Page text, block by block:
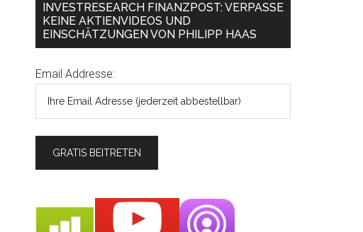
INVESTRESEARCH FINANZPOST: VERPASSE
KEINE AKTIENVIDEOS UND
EINSCHÄTZUNGEN VON PHILIPP HAAS
Email Addresse: